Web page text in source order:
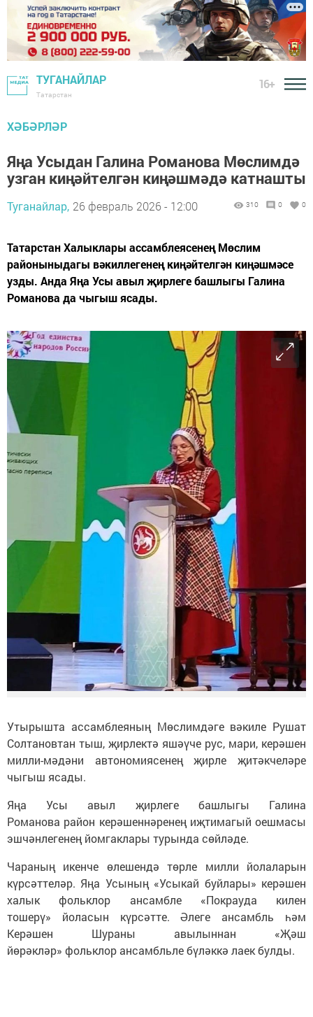
ТУГАНАЙЛАР
Татарстан
16+
ХӘБӘРЛӘР
Яңа Усыдан Галина Романова Мөслимдә
узган киңәйтелгән киңәшмәдә катнашты
Туганайлар, 26 февраль 2026 - 12:00 310 0 0
Татарстан Халыклары ассамблеясенең Мөслим
районыныдагы вәкиллегенең киңәйтелгән киңәшмәсе
узды. Анда Яңа Усы авыл җирлеге башлыгы Галина
Романова да чыгыш ясады.
Утырышта ассамблеяның Мөслимдәге вәкиле Рушат
Солтановтан тыш, җирлектә яшәүче рус, мари, керәшен
милли-мәдәни автономиясенең җирле җитәкчеләре
чыгыш ясады.
Яңа Усы авыл җирлеге башлыгы Галина
Романова район керәшеннәренең иҗтимагый оешмасы
эшчәнлегенең йомгаклары турында сөйләде.
Чараның икенче өлешендә төрле милли йолаларын
күрсәттеләр. Яңа Усының «Усыкай буйлары» керәшен
халык фольклор ансамбле «Покрауда килен
тошерү» йоласын күрсәтте. Әлеге ансамбль һәм
Керәшен Шураны авылыннан «Җәш
йөрәкләр» фольклор ансамбльле бүләккә лаек булды.